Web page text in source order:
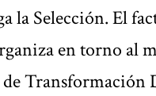
la Selección. El
en torno al